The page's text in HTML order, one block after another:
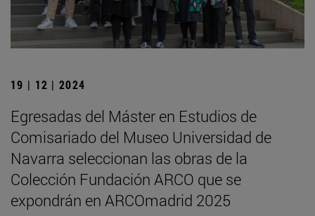
19 | 12 | 2024
Egresadas del Máster en Estudios de
Comisariado del Museo Universidad de
Navarra seleccionan las obras de la
Colección Fundación ARCO que se
expondrán en ARCOmadrid 2025